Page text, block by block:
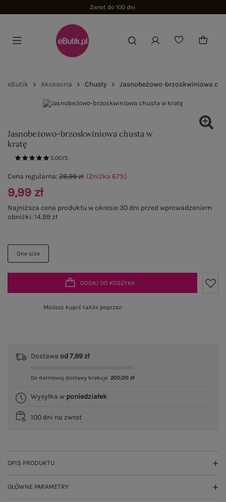
Zwrot do 100 dni
eButik Akcesoria Chusty Jasnobeżowo-brzoskwiniowa
Jasnobeżowo-brzoskwiniowa chusta w
kratę
5.00/5
One size
Cena regularna:29,99 zł (Zniżka 67%)
9,99 zł
Najniższa cena produktu w okresie 30 dni przed wprowadzeniem
obniżki:14,99 zł
DODAJ DO KOSZYKA
Możesz kupić także poprzez:
Dostawa od 7,99 zł
Do darmowej dostawy brakuje 200,00 zł
Wysyłka w poniedziałek
100 dni na zwrot
OPIS PRODUKTU
GŁÓWNE PARAMETRY